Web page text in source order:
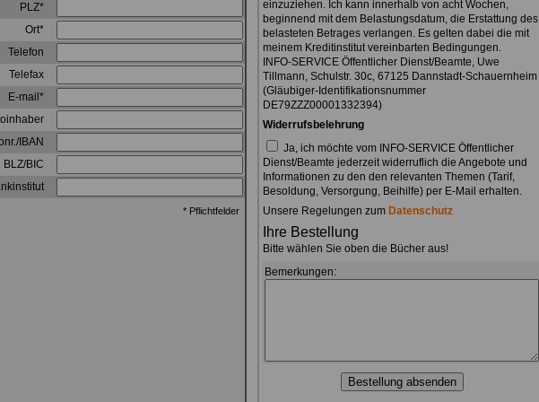
PLZ*
Ort*
Telefon
Telefax
E-mail*
IBAN
BLZ/BIC
* Pflichtfelder
einzuziehen. Ich kann innerhalb von acht Wochen,
beginnend mit dem Belastungsdatum, die Erstattung des
belasteten Betrages verlangen. Es gelten dabei die mit
meinem Kreditinstitut vereinbarten Bedingungen.
INFO-SERVICE Öffentlicher Dienst/Beamte, Uwe
Tillmann, Schulstr. 30c, 67125 Dannstadt-Schauernheim
(Gläubiger-Identifikationsnummer
DE79ZZZ00001332394)
Widerrufsbelehrung
Ja, ich möchte vom INFO-SERVICE Öffentlicher
Dienst/Beamte jederzeit widerruflich die Angebote und
Informationen zu den den relevanten Themen (Tarif,
Besoldung, Versorgung, Beihilfe) per E-Mail erhalten.
Unsere Regelungen zum Datenschutz
Ihre Bestellung
Bitte wählen Sie oben die Bücher aus!
Bemerkungen: